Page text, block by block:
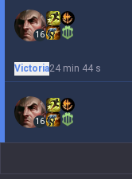
16
Victoria24 min 44 s
16